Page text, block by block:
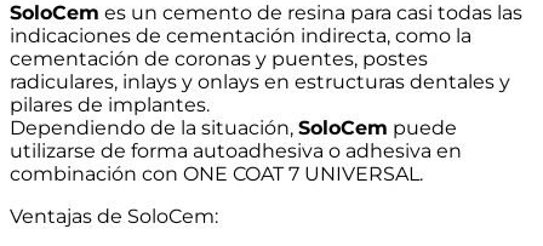
cantidad
SoloCem es un cemento de resina para casi todas las
indicaciones de cementación indirecta, como la
cementación de coronas y puentes, postes
radiculares, inlays y onlays en estructuras dentales y
pilares de implantes.
Dependiendo de la situación, SoloCem puede
utilizarse de forma autoadhesiva o adhesiva en
combinación con ONE COAT 7 UNIVERSAL.
Ventajas de SoloCem: